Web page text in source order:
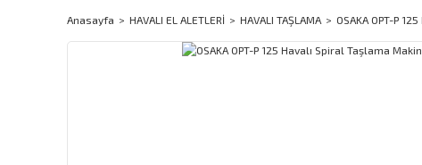
Anasayfa HAVALI EL ALETLERİ HAVALI TAŞLAMA OSAKA OPT-P